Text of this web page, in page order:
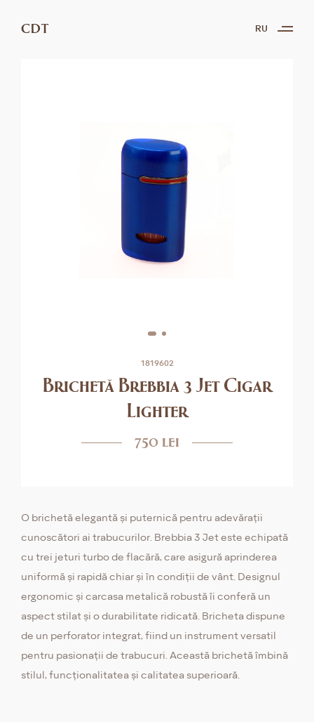
CDT RU
1819602
Brichetă Brebbia 3 Jet Cigar
Lighter
750 lei
O brichetă elegantă și puternică pentru adevărații
cunoscători ai trabucurilor. Brebbia 3 Jet este echipată
cu trei jeturi turbo de flacără, care asigură aprinderea
uniformă și rapidă chiar și în condiții de vânt. Designul
ergonomic și carcasa metalică robustă îi conferă un
aspect stilat și o durabilitate ridicată. Bricheta dispune
de un perforator integrat, fiind un instrument versatil
pentru pasionații de trabucuri. Această brichetă îmbină
stilul, funcționalitatea și calitatea superioară.